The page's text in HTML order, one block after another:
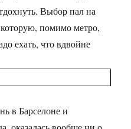
Выбор пал на
помимо метро,
ехать, что вдвойне
в Барселоне и